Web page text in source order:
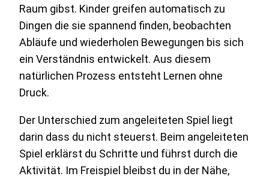
Raum gibst. Kinder greifen automatisch zu
Dingen die sie spannend finden, beobachten
Abläufe und wiederholen Bewegungen bis sich
ein Verständnis entwickelt. Aus diesem
natürlichen Prozess entsteht Lernen ohne
Druck.
Der Unterschied zum angeleiteten Spiel liegt
darin dass du nicht steuerst. Beim angeleiteten
Spiel erklärst du Schritte und führst durch die
Aktivität. Im Freispiel bleibst du in der Nähe,